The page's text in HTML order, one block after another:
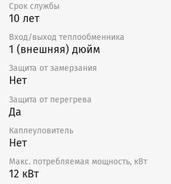
Срок службы
10 лет
Вход/выход теплообменника
1 (внешняя) дюйм
Защита от замерзания
Нет
Защита от перегрева
Да
Каплеуловитель
Нет
Макс. потребляемая мощность, кВт
12 кВт